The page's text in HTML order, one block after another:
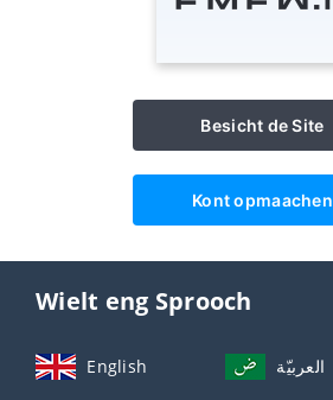
Besicht de Site
Kont opmaachen
Wielt eng Sprooch
English العربيّة